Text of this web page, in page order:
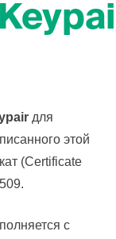
для
этой
(Certificate
с